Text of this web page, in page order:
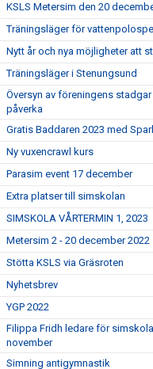
KSLS Metersim den 20
Träningsläger för
Nytt år och nya möjligheter att
Träningsläger i Stenungsund
Översyn av föreningens
påverka
Gratis Baddaren 2023 med
Ny vuxencrawl kurs
Parasim event 17 december
Extra platser till simskolan
SIMSKOLA VÅRTERMIN 1, 2023
Metersim 2 - 20 december 2022
Stötta KSLS via Gräsroten
Nyhetsbrev
YGP 2022
Filippa Fridh ledare för
november
Simning antigymnastik